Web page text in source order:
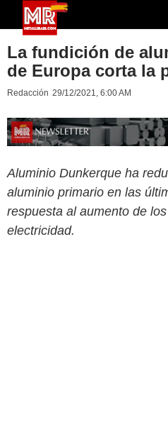
La fundición de
de Europa corta la
Redacción 29/12/2021, 6:00 AM
Aluminio Dunkerque ha
aluminio primario en las
respuesta al aumento de
electricidad.